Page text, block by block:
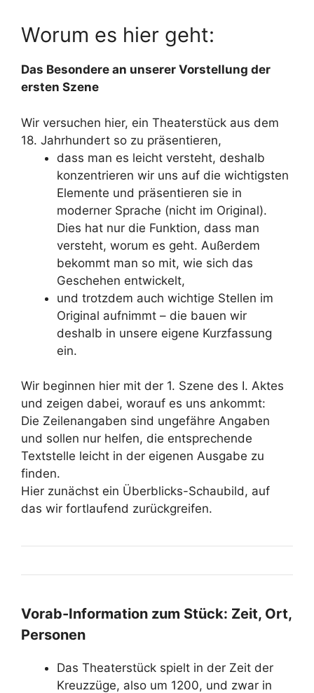
Worum es hier geht:
Das Besondere an unserer Vorstellung der
ersten Szene
Wir versuchen hier, ein Theaterstück aus dem
18. Jahrhundert so zu präsentieren,
dass man es leicht versteht, deshalb
konzentrieren wir uns auf die wichtigsten
Elemente und präsentieren sie in
moderner Sprache (nicht im Original).
Dies hat nur die Funktion, dass man
versteht, worum es geht. Außerdem
bekommt man so mit, wie sich das
Geschehen entwickelt,
und trotzdem auch wichtige Stellen im
Original aufnimmt – die bauen wir
deshalb in unsere eigene Kurzfassung
ein.
Wir beginnen hier mit der 1. Szene des I. Aktes
und zeigen dabei, worauf es uns ankommt:
Die Zeilenangaben sind ungefähre Angaben
und sollen nur helfen, die entsprechende
Textstelle leicht in der eigenen Ausgabe zu
finden.
Hier zunächst ein Überblicks-Schaubild, auf
das wir fortlaufend zurückgreifen.
Vorab-Information zum Stück: Zeit, Ort,
Personen
Das Theaterstück spielt in der Zeit der
Kreuzzüge, also um 1200, und zwar in